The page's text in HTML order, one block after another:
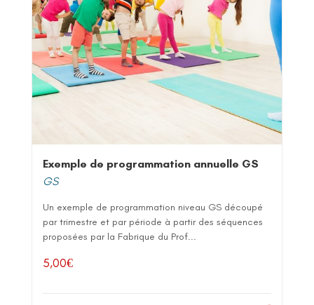
Exemple de programmation annuelle GS
GS
Un exemple de programmation niveau GS découpé
par trimestre et par période à partir des séquences
proposées par la Fabrique du Prof...
5,00€